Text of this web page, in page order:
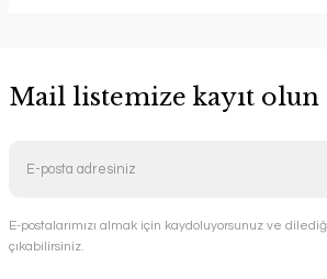
Mail listemize kayıt olun
E-postalarımızı almak için kaydoluyorsunuz ve
çıkabilirsiniz.